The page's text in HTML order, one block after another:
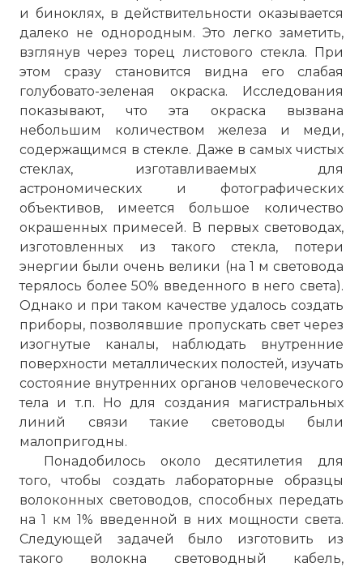
и биноклях, в действительности оказывается
далеко не однородным. Это легко заметить,
взглянув через торец листового стекла. При
этом сразу становится видна его слабая
голубовато-зеленая окраска. Исследования
показывают, что эта окраска вызвана
небольшим количеством железа и меди,
содержащимся в стекле. Даже в самых чистых
стеклах, изготавливаемых для
астрономических и фотографических
объективов, имеется большое количество
окрашенных примесей. В первых световодах,
изготовленных из такого стекла, потери
энергии были очень велики (на 1 м световода
терялось более 50% введенного в него света).
Однако и при таком качестве удалось создать
приборы, позволявшие пропускать свет через
изогнутые каналы, наблюдать внутренние
поверхности металлических полостей, изучать
состояние внутренних органов человеческого
тела и т.п. Но для создания магистральных
линий связи такие световоды были
малопригодны.
Понадобилось около десятилетия для
того, чтобы создать лабораторные образцы
волоконных световодов, способных передать
на 1 км 1% введенной в них мощности света.
Следующей задачей было изготовить из
такого волокна световодный кабель,